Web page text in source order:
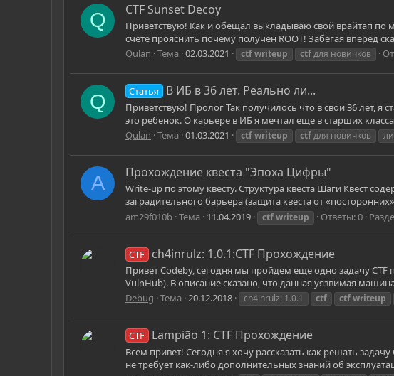
Q CTF Sunset Decoy
Приветствую! Как и обещал выкладываю свой врайтап по
счете прояснить почему получен ROOT! Забегая вперед
Qulan Тема 02.03.2021 ctfwriteup ctfдля новичков
Q Статья В ИБ в 36 лет. Реально ли...
Приветствую! Пролог Так получилось что в свои 36 лет, я
это ребенок. О карьере в ИБ я мечтал еще в старших
Qulan Тема 01.03.2021 ctfwriteup ctfдля новичков
A Прохождение квеста "Эпоха Цифры"
Write-up по этому квесту. Структура квеста Шаги Квест
заградительного барьера (защита квеста от
am29f010b Тема 11.04.2019 ctfwriteup Ответы: 0
CTF ch4inrulz: 1.0.1:CTF Прохождение
Привет Codeby, сегодня мы пройдем еще одно задачу CTF
VulnHub). В описание сказано, что данная уязвимая
Debug Тема 20.12.2018 ch4inrulz: 1.0.1 ctf ctfwriteup
CTF Lampião 1: CTF Прохождение
Всем привет! Сегодня я хочу рассказать как решать
не требует как-либо дополнительных знаний об